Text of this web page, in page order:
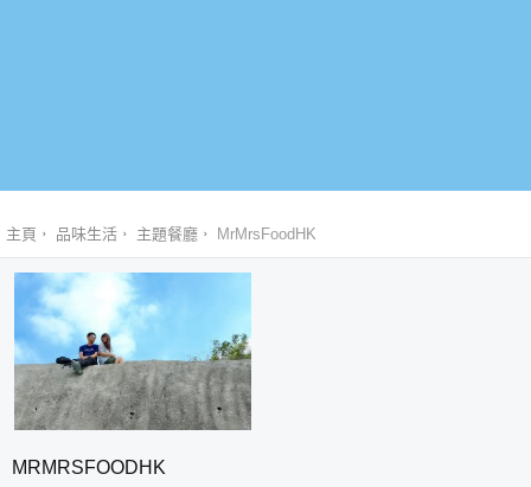
主頁 品味生活 主題餐廳 MrMrsFoodHK
MRMRSFOODHK